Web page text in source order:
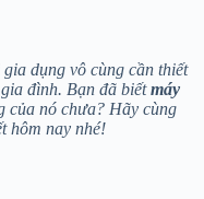
dụng vô cùng cần thiết
đình. Bạn đã biếtmáy
của nó chưa? Hãy cùng
hôm nay nhé!